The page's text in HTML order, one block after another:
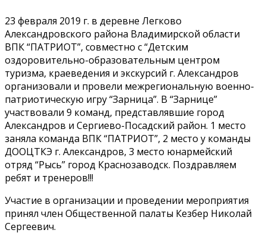
23 февраля 2019 г. в деревне Легково
Александровского района Владимирской области
ВПК “ПАТРИОТ”, совместно с “Детским
оздоровительно-образовательным центром
туризма, краеведения и экскурсий г. Александров
организовали и провели межрегиональную военно-
патриотическую игру “Зарница”. В “Зарнице”
участвовали 9 команд, представлявшие город
Александров и Сергиево-Посадский район. 1 место
заняла команда ВПК “ПАТРИОТ”, 2 место у команды
ДООЦТКЭ г. Александров, 3 место юнармейский
отряд “Рысь” город Краснозаводск. Поздравляем
ребят и тренеров!!!
Участие в организации и проведении мероприятия
принял член Общественной палаты Кезбер Николай
Сергеевич.